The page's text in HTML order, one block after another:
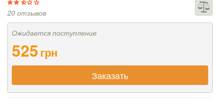
20 отзывов
Ожидается поступление
525грн
Заказать